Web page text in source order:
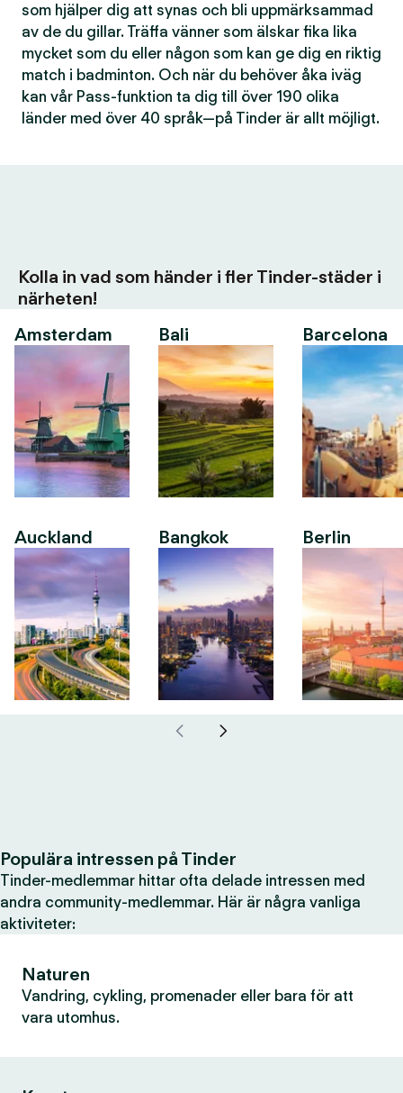
som hjälper dig att synas och bli uppmärksammad
av de du gillar. Träffa vänner som älskar fika lika
mycket som du eller någon som kan ge dig en riktig
match i badminton. Och när du behöver åka iväg
kan vår Pass-funktion ta dig till över 190 olika
länder med över 40 språk—på Tinder är allt möjligt.
Kolla in vad som händer i fler Tinder-städer i
närheten!
Amsterdam
Auckland
Bali
Bangkok
Barcelona
Berlin
Populära intressen på Tinder
Tinder-medlemmar hittar ofta delade intressen med
andra community-medlemmar. Här är några vanliga
aktiviteter:
Naturen
Vandring, cykling, promenader eller bara för att
vara utomhus.